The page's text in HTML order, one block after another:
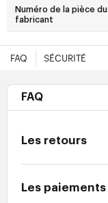
Numéro de la pièce du
fabricant
FAQ SÉCURITÉ
FAQ
Les retours
Les paiements